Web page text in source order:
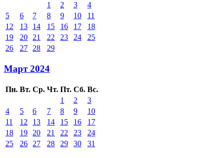
1
2 3
4
5
6 7 8 9 10
11
12
13 14 15 16 17
18
19
20 21 22 23 24
25
26
27 28 29
Март 2024
Пн. Вт. Ср. Чт. Пт. Сб. Вс.
1
2
3
4
5 6 7 8 9
10
11
12 13 14 15 16
17
18
19 20 21 22 23
24
25
26 27 28 29 30 31